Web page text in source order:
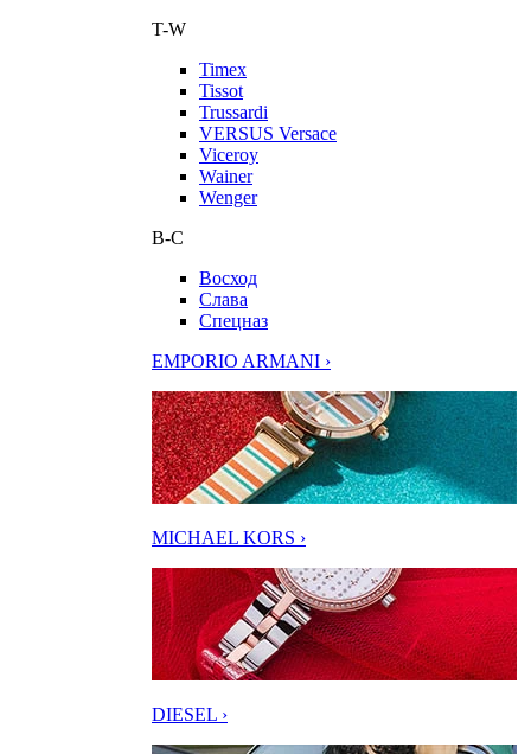
T-W
Timex
Tissot
Trussardi
VERSUS Versace
Viceroy
Wainer
Wenger
В-С
Восход
Слава
Спецназ
EMPORIO ARMANI ›
MICHAEL KORS ›
DIESEL ›